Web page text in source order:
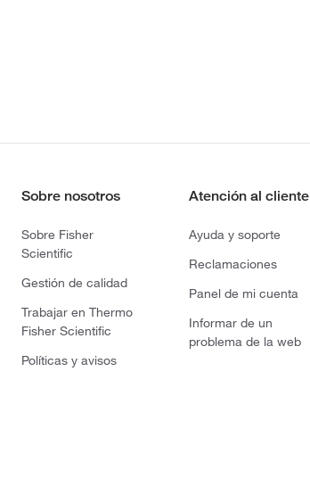
Sobre nosotros
Sobre Fisher
Scientific
Gestión de calidad
Trabajar en Thermo
Fisher Scientific
Políticas y avisos
Atención al cliente
Ayuda y soporte
Reclamaciones
Panel de mi cuenta
Informar de un
problema de la web